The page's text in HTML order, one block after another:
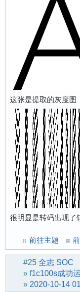
这张是提取的灰度图
很明显是转码出现了
前往主题
#25 全志 SOC
» f1c100s成功
» 2020-10-14